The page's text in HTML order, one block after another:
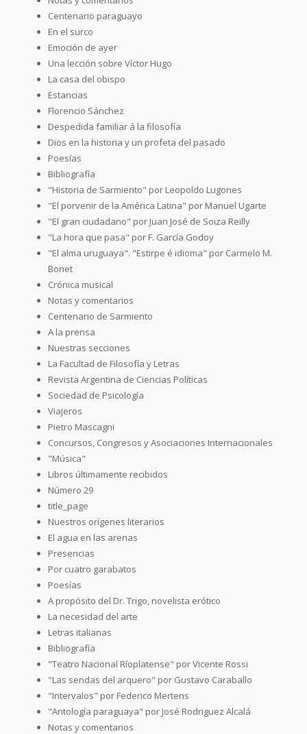
Centenario paraguayo
En el surco
Emoción de ayer
Una lección sobre Víctor Hugo
La casa del obispo
Estancias
Florencio Sánchez
Despedida familiar á la filosofía
Dios en la historia y un profeta del pasado
Poesías
Bibliografía
"Historia de Sarmiento" por Leopoldo Lugones
"El porvenir de la América Latina" por Manuel Ugarte
"El gran ciudadano" por Juan José de Soiza Reilly
"La hora que pasa" por F. García Godoy
"El alma uruguaya". "Estirpe é idioma" por Carmelo M.
Bonet
Crónica musical
Notas y comentarios
Centenario de Sarmiento
A la prensa
Nuestras secciones
La Facultad de Filosofía y Letras
Revista Argentina de Ciencias Políticas
Sociedad de Psicología
Viajeros
Pietro Mascagni
Concursos, Congresos y Asociaciones Internacionales
"Música"
Libros últimamente recibidos
Número 29
title_page
Nuestros orígenes literarios
El agua en las arenas
Presencias
Por cuatro garabatos
Poesías
A propósito del Dr. Trigo, novelista erótico
La necesidad del arte
Letras italianas
Bibliografía
"Teatro Nacional Ríoplatense" por Vicente Rossi
"Las sendas del arquero" por Gustavo Caraballo
"Intervalos" por Federico Mertens
"Antología paraguaya" por José Rodriguez Alcalá
Notas y comentarios